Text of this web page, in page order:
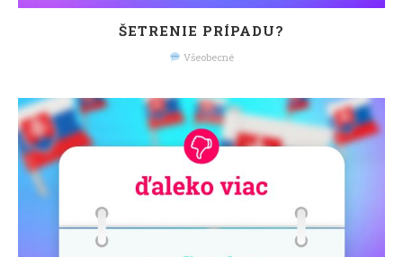
ŠETRENIE PRÍPADU?
Všeobecné